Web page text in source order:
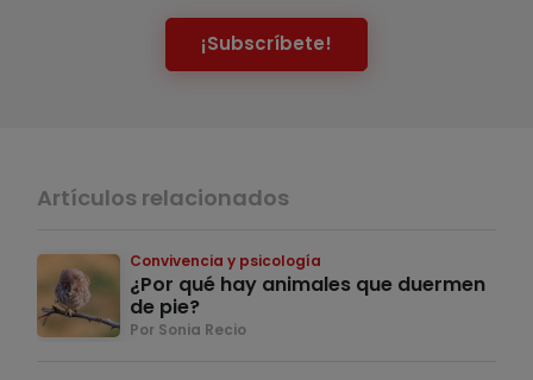
¡Subscríbete!
Artículos relacionados
Convivencia y psicología
¿Por qué hay animales que duermen
de pie?
Por Sonia Recio